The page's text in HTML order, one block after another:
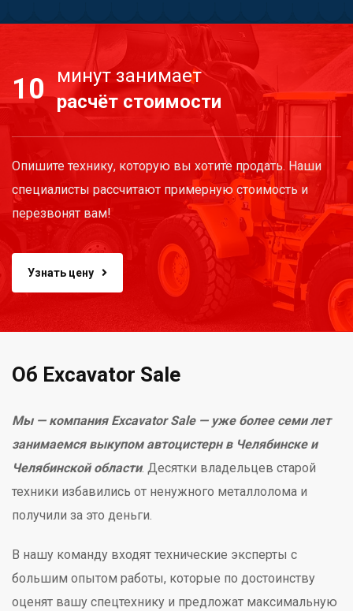
10
минут занимает
расчёт стоимости
Опишите технику, которую вы хотите продать. Наши
специалисты рассчитают примерную стоимость и
перезвонят вам!
Узнать цену
Об Excavator Sale
Мы — компания Excavator Sale — уже более семи лет
занимаемся выкупом автоцистерн в Челябинске и
Челябинской области. Десятки владельцев старой
техники избавились от ненужного металлолома и
получили за это деньги.
В нашу команду входят технические эксперты с
большим опытом работы, которые по достоинству
оценят вашу спецтехнику и предложат максимальную